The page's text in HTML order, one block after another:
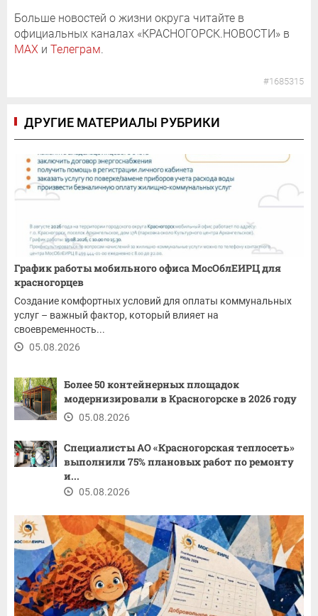
Больше новостей о жизни округа читайте в
официальных каналах «КРАСНОГОРСК.НОВОСТИ» в
MAX и Телеграм.
#1685315
ДРУГИЕ МАТЕРИАЛЫ РУБРИКИ
График работы мобильного офиса МосОблЕИРЦ для
красногорцев
Создание комфортных условий для оплаты коммунальных
услуг – важный фактор, который влияет на
своевременность...
05.08.2026
Более 50 контейнерных площадок
модернизировали в Красногорске в 2026 году
05.08.2026
Специалисты АО «Красногорская теплосеть»
выполнили 75% плановых работ по ремонту
и...
05.08.2026